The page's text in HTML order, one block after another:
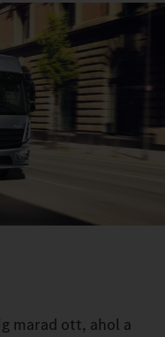
marad ott, ahol a